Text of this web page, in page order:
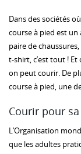
Dans des sociétés
course à pied est un
paire de
t-shirt, c’est tout !
on peut courir. De
course à pied, une
Courir pour
L’Organisation
que les adultes